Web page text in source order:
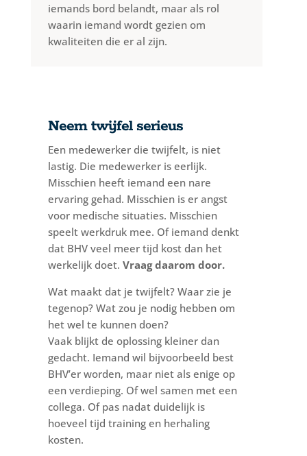
iemands bord belandt, maar als rol
waarin iemand wordt gezien om
kwaliteiten die er al zijn.
Neem twijfel serieus
Een medewerker die twijfelt, is niet
lastig. Die medewerker is eerlijk.
Misschien heeft iemand een nare
ervaring gehad. Misschien is er angst
voor medische situaties. Misschien
speelt werkdruk mee. Of iemand denkt
dat BHV veel meer tijd kost dan het
werkelijk doet. Vraag daarom door.
Wat maakt dat je twijfelt? Waar zie je
tegenop? Wat zou je nodig hebben om
het wel te kunnen doen?
Vaak blijkt de oplossing kleiner dan
gedacht. Iemand wil bijvoorbeeld best
BHV’er worden, maar niet als enige op
een verdieping. Of wel samen met een
collega. Of pas nadat duidelijk is
hoeveel tijd training en herhaling
kosten.